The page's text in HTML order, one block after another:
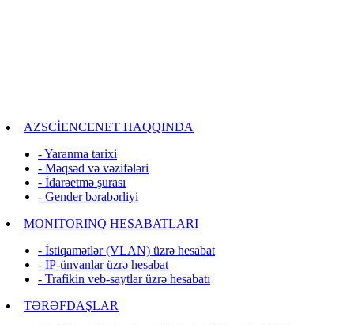
AZSCİENCENET HAQQINDA
- Yaranma tarixi
- Məqsəd və vəzifələri
- İdarəetmə şurası
- Gender bərabərliyi
MONITORINQ HESABATLARI
- İstiqamətlər (VLAN) üzrə hesabat
- IP-ünvanlar üzrə hesabat
- Trafikin veb-saytlar üzrə hesabatı
TƏRƏFDAŞLAR